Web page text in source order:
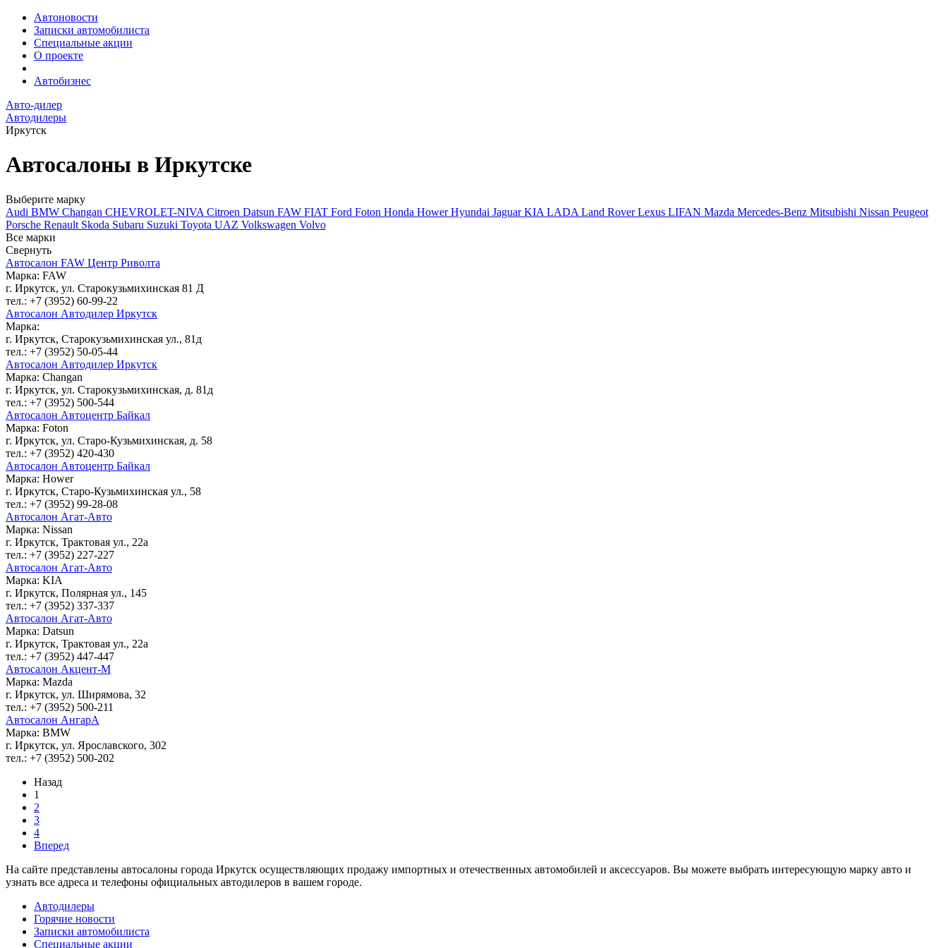
Автоновости
Записки автомобилиста
Специальные акции
О проекте
Автобизнес
Авто-дилер
Автодилеры
Иркутск
Автосалоны в Иркутске
Выберите марку
Audi BMW Changan CHEVROLET-NIVA Citroen Datsun FAW FIAT Ford Foton Honda HowerHyundai JaguarKIA LADA Land RoverLexus LIFAN Mazda Mercedes-Benz Mitsubishi Nissan Peugeot
Porsche Renault Skoda Subaru Suzuki Toyota UAZ Volkswagen Volvo
Все марки
Свернуть
Автосалон FAW Центр Риволта
Марка: FAW
г. Иркутск, ул. Старокузьмихинская 81 Д
тел.: +7 (3952) 60-99-22
Автосалон Автодилер Иркутск
Марка:
г. Иркутск, Старокузьмихинская ул., 81д
тел.: +7 (3952) 50-05-44
Автосалон Автодилер Иркутск
Марка: Changan
г. Иркутск, ул. Старокузьмихинская, д. 81д
тел.: +7 (3952) 500-544
Автосалон Автоцентр Байкал
Марка: Foton
г. Иркутск, ул. Старо-Кузьмихинская, д. 58
тел.: +7 (3952) 420-430
Автосалон Автоцентр Байкал
Марка: Hower
г. Иркутск, Старо-Кузьмихинская ул., 58
тел.: +7 (3952) 99-28-08
Автосалон Агат-Авто
Марка: Nissan
г. Иркутск, Трактовая ул., 22а
тел.: +7 (3952) 227-227
Автосалон Агат-Авто
Марка: KIA
г. Иркутск, Полярная ул., 145
тел.: +7 (3952) 337-337
Автосалон Агат-Авто
Марка: Datsun
г. Иркутск, Трактовая ул., 22а
тел.: +7 (3952) 447-447
Автосалон Акцент-М
Марка: Mazda
г. Иркутск, ул. Ширямова, 32
тел.: +7 (3952) 500-211
Автосалон АнгарА
Марка: BMW
г. Иркутск, ул. Ярославского, 302
тел.: +7 (3952) 500-202
Назад
1
2
3
4
Вперед
На сайте представлены автосалоны города Иркутск осуществляющих продажу импортных и отечественных автомобилей и аксессуаров. Вы можете выбрать интересующую марку авто и
узнать все адреса и телефоны официальных автодилеров в вашем городе.
Автодилеры
Горячие новости
Записки автомобилиста
Специальные акции